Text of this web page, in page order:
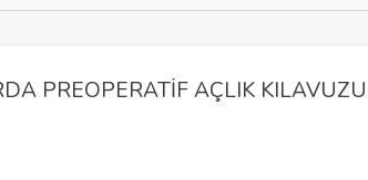
PREOPERATIF AÇLIK KILAVUZU